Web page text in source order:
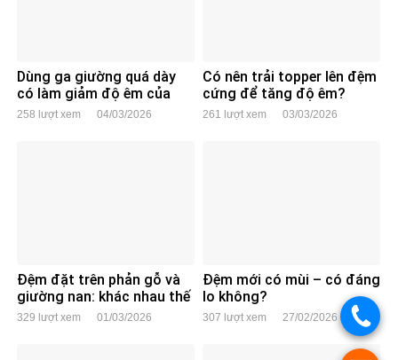
Dùng ga giường quá dày
có làm giảm độ êm của
đệm không?
258 lượt xem 04/03/2026
Có nên trải topper lên đệm
cứng để tăng độ êm?
261 lượt xem 03/03/2026
Đệm đặt trên phản gỗ và
giường nan: khác nhau thế
nào?
329 lượt xem 01/03/2026
Đệm mới có mùi – có đáng
lo không?
307 lượt xem 27/02/2026 .